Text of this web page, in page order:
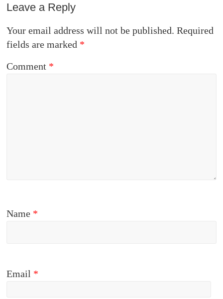
Leave a Reply
Your email address will not be published. Required
fields are marked *
Comment *
Name *
Email *